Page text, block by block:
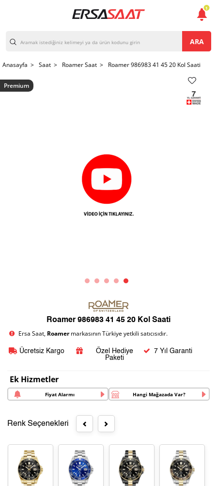
ARA
Anasayfa > Saat > Roamer Saat > Roamer 986983 41 45 20 Kol Saati
Premium
Roamer 986983 41 45 20 Kol Saati
Ersa Saat, Roamermarkasının Türkiye yetkili satıcısıdır.
Ücretsiz Kargo
Özel Hediye
Paketi
7 Yıl Garanti
Ek Hizmetler
Fiyat Alarmı Hangi Mağazada Var?
Renk Seçenekleri
1